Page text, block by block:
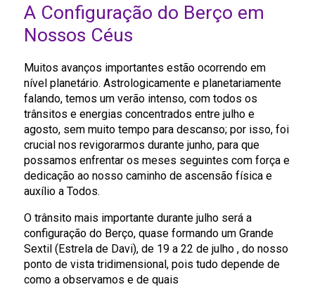
A Configuração do Berço em
Nossos Céus
Muitos avanços importantes estão ocorrendo em
nível planetário. Astrologicamente e planetariamente
falando, temos um verão intenso, com todos os
trânsitos e energias concentrados entre julho e
agosto, sem muito tempo para descanso; por isso, foi
crucial nos revigorarmos durante junho, para que
possamos enfrentar os meses seguintes com força e
dedicação ao nosso caminho de ascensão física e
auxílio a Todos.
O trânsito mais importante durante julho será a
configuração do Berço, quase formando um Grande
Sextil (Estrela de Davi), de 19 a 22 de julho , do nosso
ponto de vista tridimensional, pois tudo depende de
como a observamos e de quais